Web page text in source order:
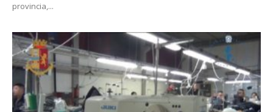
provincia,...